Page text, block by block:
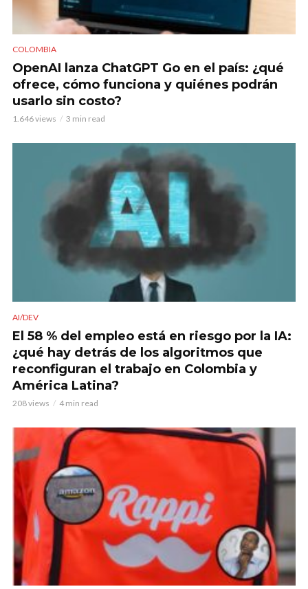
COLOMBIA
OpenAI lanza ChatGPT Go en el país: ¿qué
ofrece, cómo funciona y quiénes podrán
usarlo sin costo?
1.646 views 3 min read
AI/DEV
El 58 % del empleo está en riesgo por la IA:
¿qué hay detrás de los algoritmos que
reconfiguran el trabajo en Colombia y
América Latina?
208 views 4 min read